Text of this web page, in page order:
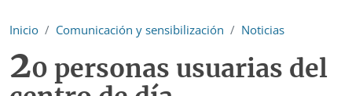
Inicio Comunicación y sensibilización Noticias
20 personas usuarias del